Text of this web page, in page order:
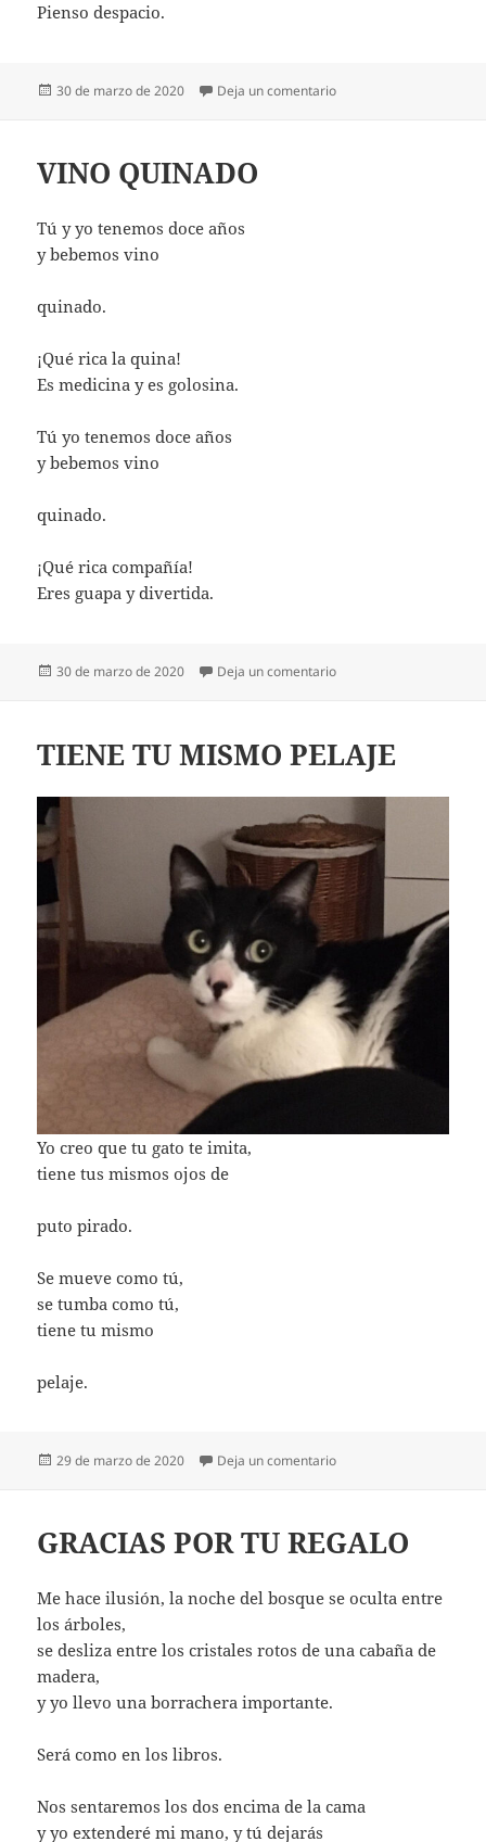
Pienso despacio.
Publicado
30 de marzo de 2020 Deja un comentarioen PIENSO DESPACIO
VINO QUINADO
Tú y yo tenemos doce años
y bebemos vino
quinado.
¡Qué rica la quina!
Es medicina y es golosina.
Tú yo tenemos doce años
y bebemos vino
quinado.
¡Qué rica compañía!
Eres guapa y divertida.
Publicado
30 de marzo de 2020 Deja un comentarioen VINO QUINADO
TIENE TU MISMO PELAJE
Yo creo que tu gato te imita,
tiene tus mismos ojos de
puto pirado.
Se mueve como tú,
se tumba como tú,
tiene tu mismo
pelaje.
Publicado
29 de marzo de 2020 Deja un comentarioen TIENE TU MISMO
GRACIAS POR TU REGALO
Me hace ilusión, la noche del bosque se oculta entre
los árboles,
se desliza entre los cristales rotos de una cabaña de
madera,
y yo llevo una borrachera importante.
Será como en los libros.
Nos sentaremos los dos encima de la cama
y yo extenderé mi mano, y tú dejarás